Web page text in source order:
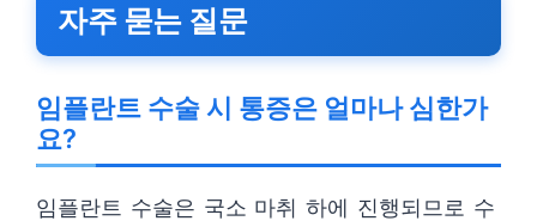
자주 묻는 질문
임플란트 수술 시 통증은 얼마나 심한가
요?
임플란트 수술은 국소 마취 하에 진행되므로 수